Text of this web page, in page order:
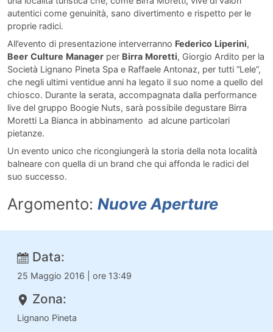
autentici come genuinità, sano divertimento e rispetto per le
proprie radici.
All’evento di presentazione interverranno Federico Liperini,
Beer Culture Manager per Birra Moretti, Giorgio Ardito per la
Società Lignano Pineta Spa e Raffaele Antonaz, per tutti “Lele”,
che negli ultimi ventidue anni ha legato il suo nome a quello del
chiosco. Durante la serata, accompagnata dalla performance
live del gruppo Boogie Nuts, sarà possibile degustare Birra
Moretti La Bianca in abbinamento ad alcune particolari
pietanze.
Un evento unico che ricongiungerà la storia della nota località
balneare con quella di un brand che qui affonda le radici del
suo successo.
Argomento: Nuove Aperture
Data:
25 Maggio 2016 | ore 13:49
Zona:
Lignano Pineta